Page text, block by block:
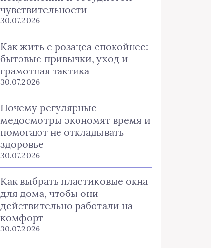
чувствительности
30.07.2026
Как жить с розацеа спокойнее:
бытовые привычки, уход и
грамотная тактика
30.07.2026
Почему регулярные
медосмотры экономят время и
помогают не откладывать
здоровье
30.07.2026
Как выбрать пластиковые окна
для дома, чтобы они
действительно работали на
комфорт
30.07.2026